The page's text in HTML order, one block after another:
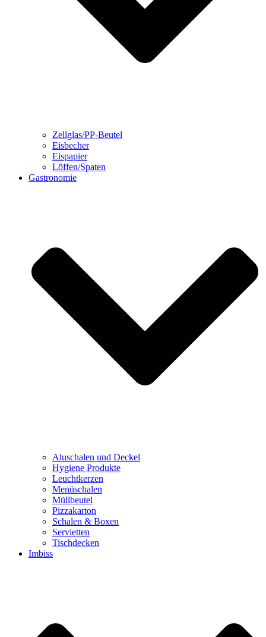
Zellglas/PP-Beutel
Eisbecher
Eispapier
Löffen/Spaten
Gastronomie
Aluschalen und Deckel
Hygiene Produkte
Leuchtkerzen
Menüschalen
Müllbeutel
Pizzakarton
Schalen & Boxen
Servietten
Tischdecken
Imbiss